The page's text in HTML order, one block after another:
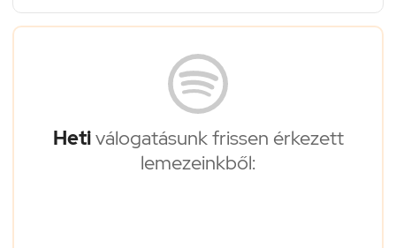
Hetiválogatásunk frissen érkezett
lemezeinkből: